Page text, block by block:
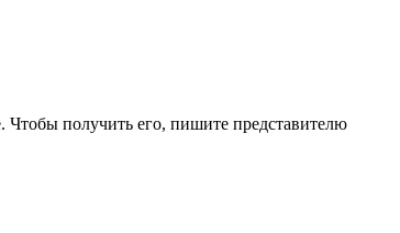
Чтобы получить его, пишите представителю